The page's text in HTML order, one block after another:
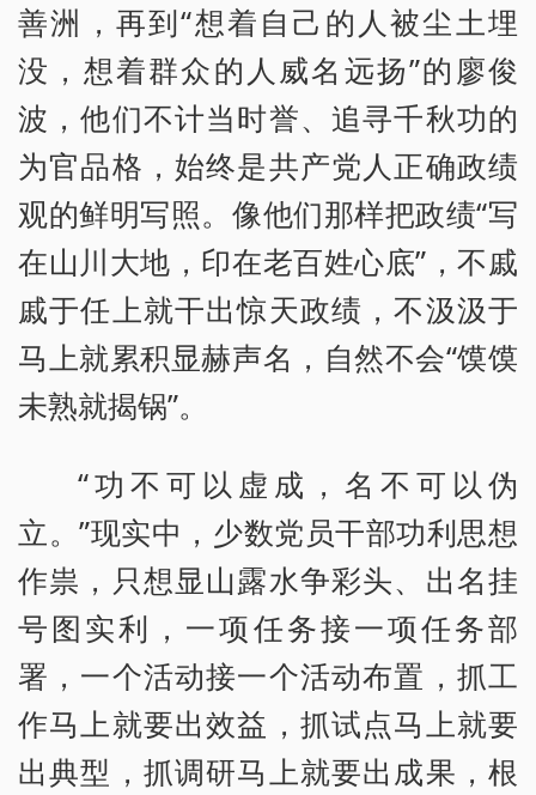
善洲，再到“想着自己的人被尘土埋
没，想着群众的人威名远扬”的廖俊
波，他们不计当时誉、追寻千秋功的
为官品格，始终是共产党人正确政绩
观的鲜明写照。像他们那样把政绩“写
在山川大地，印在老百姓心底”，不戚
戚于任上就干出惊天政绩，不汲汲于
马上就累积显赫声名，自然不会“馍馍
未熟就揭锅”。
“功不可以虚成，名不可以伪
立。”现实中，少数党员干部功利思想
作祟，只想显山露水争彩头、出名挂
号图实利，一项任务接一项任务部
署，一个活动接一个活动布置，抓工
作马上就要出效益，抓试点马上就要
出典型，抓调研马上就要出成果，根